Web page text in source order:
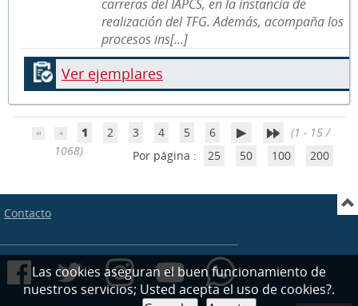
carreras del IAPCS, en la instancia de
realización del TFG. Además, acompaña los
procesos ins[...]
Ver ejemplares
1 2 3 4 5 6
(1 - 15 /
1068)
Por página : 25 50 100 200
Contacto
Las cookies aseguran el buen funcionamiento de
nuestros servicios; Usted acepta el uso de cookies?.